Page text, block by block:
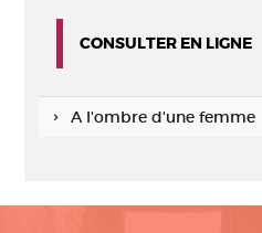
CONSULTER EN LIGNE
A l'ombre d'une femme